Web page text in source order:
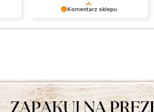
Komentarz sklepu